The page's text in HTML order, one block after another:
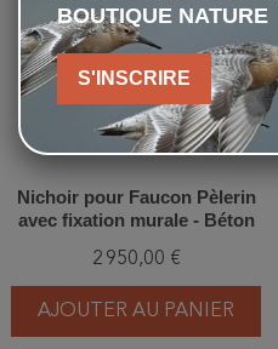
Nichoir pour Faucon Pèlerin
avec fixation murale - Béton
308/9)
2 950,00 €
AJOUTER AU PANIER
BOUTIQUE NATURE
S'INSCRIRE